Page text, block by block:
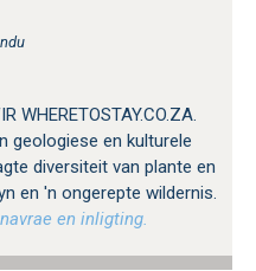
WHERETOSTAY.CO.ZA.
geologiese en kulturele
diversiteit van plante en
en 'n ongerepte wildernis.
en inligting.